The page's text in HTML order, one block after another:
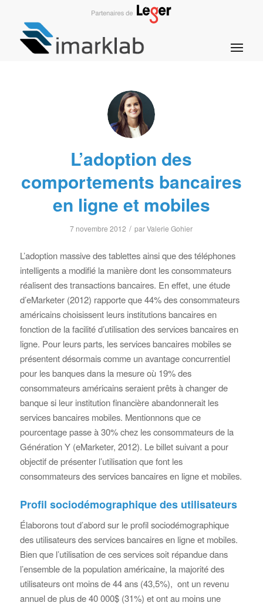
L’adoption des
comportements bancaires
en ligne et mobiles
7 novembre 2012 / parValerie Gohier
L’adoption massive des tablettes ainsi que des téléphones
intelligents a modifié la manière dont les consommateurs
réalisent des transactions bancaires. En effet, une étude
d’eMarketer (2012) rapporte que 44% des consommateurs
américains choisissent leurs institutions bancaires en
fonction de la facilité d’utilisation des services bancaires en
ligne. Pour leurs parts, les services bancaires mobiles se
présentent désormais comme un avantage concurrentiel
pour les banques dans la mesure où 19% des
consommateurs américains seraient prêts à changer de
banque si leur institution financière abandonnerait les
services bancaires mobiles. Mentionnons que ce
pourcentage passe à 30% chez les consommateurs de la
Génération Y (eMarketer, 2012). Le billet suivant a pour
objectif de présenter l’utilisation que font les
consommateurs des services bancaires en ligne et mobiles.
Profil sociodémographique des utilisateurs
Élaborons tout d’abord sur le profil sociodémographique
des utilisateurs des services bancaires en ligne et mobiles.
Bien que l’utilisation de ces services soit répandue dans
l’ensemble de la population américaine, la majorité des
utilisateurs ont moins de 44 ans (43,5%), ont un revenu
annuel de plus de 40 000$ (31%) et ont au moins une